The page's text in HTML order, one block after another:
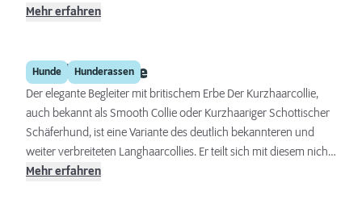
Trotz seiner geringeren Größe behält der Miniature American
gut als Begleit- und Familienhund sowie für verschiedene
Hundesportarten.
Mehr erfahren
Hunde Hunderassen
Kurzhaarcollie
Der elegante Begleiter mit britischem Erbe Der Kurzhaarcollie,
auch bekannt als Smooth Collie oder Kurzhaariger Schottischer
Schäferhund, ist eine Variante des deutlich bekannteren und
weiter verbreiteten Langhaarcollies. Er teilt sich mit diesem nicht
nur eine faszinierende Geschichte, sondern auch ein
Mehr erfahren